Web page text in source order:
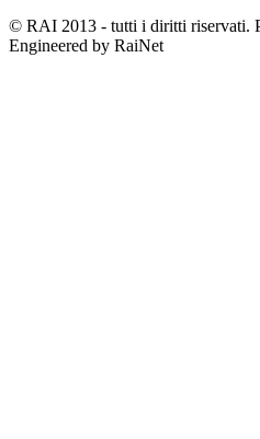
© RAI 2013 - tutti i diritti riservati.
Engineered by RaiNet